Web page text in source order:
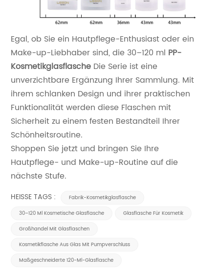
Egal, ob Sie ein Hautpflege-Enthusiast oder ein
Make-up-Liebhaber sind, die 30–120 ml PP-
Kosmetikglasflasche Die Serie ist eine
unverzichtbare Ergänzung Ihrer Sammlung. Mit
ihrem schlanken Design und ihrer praktischen
Funktionalität werden diese Flaschen mit
Sicherheit zu einem festen Bestandteil Ihrer
Schönheitsroutine.
Shoppen Sie jetzt und bringen Sie Ihre
Hautpflege- und Make-up-Routine auf die
nächste Stufe.
HEISSE TAGS :
Fabrik-Kosmetikglasflasche
30–120 Ml Kosmetische Glasflasche
Glasflasche Für Kosmetik
Großhandel Mit Glasflaschen
Kosmetikflasche Aus Glas Mit Pumpverschluss
Maßgeschneiderte 120-Ml-Glasflasche